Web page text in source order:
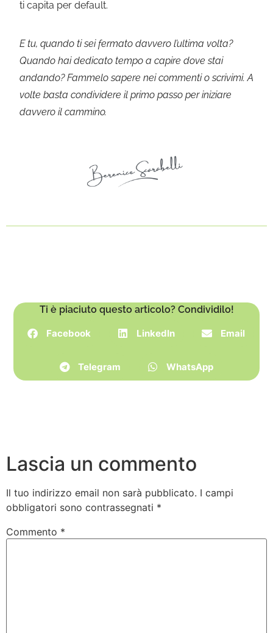
ti capita per default.
E tu, quando ti sei fermato davvero l’ultima volta?
Quando hai dedicato tempo a capire dove stai
andando? Fammelo sapere nei commenti o scrivimi. A
volte basta condividere il primo passo per iniziare
davvero il cammino.
Ti è piaciuto questo articolo? Condividilo!
Facebook LinkedIn Email
Telegram WhatsApp
Lascia un commento
Il tuo indirizzo email non sarà pubblicato. I campi
obbligatori sono contrassegnati *
Commento *